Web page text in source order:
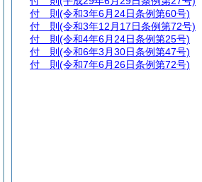
付 則 (令和3年6月24日条例第60号)
付 則 (令和3年12月17日条例第72号)
付 則 (令和4年6月24日条例第25号)
付 則 (令和6年3月30日条例第47号)
付 則 (令和7年6月26日条例第72号)